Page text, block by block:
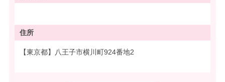
住所
【東京都】八王子市横川町924番地2